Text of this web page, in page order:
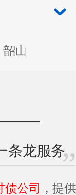
韶山
条龙服务
债公司 ，提供